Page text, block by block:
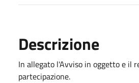
Descrizione
In allegato l'Avviso in oggetto e il
partecipazione.